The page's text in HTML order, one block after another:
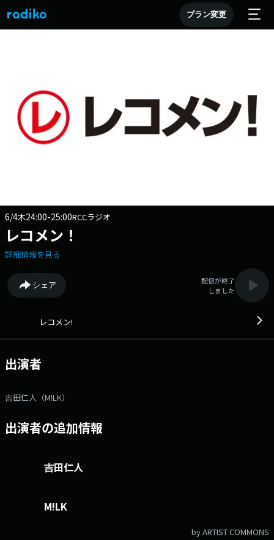
プラン変更
6/4木24:00-25:00RCCラジオ
レコメン！
詳細情報を見る
シェア
配信が終了
しました
レコメン!
出演者
吉田仁人（M!LK）
出演者の追加情報
吉田仁人
M!LK
by ARTIST COMMONS